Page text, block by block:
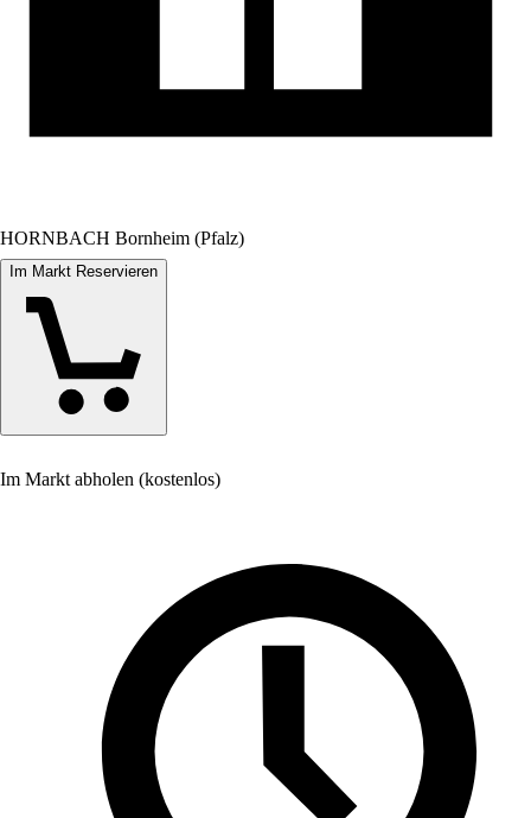
HORNBACH Bornheim (Pfalz)
Im Markt Reservieren
Im Markt abholen (kostenlos)